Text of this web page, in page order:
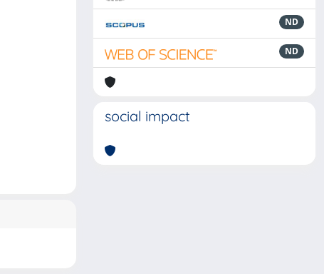
ND
ND
social impact